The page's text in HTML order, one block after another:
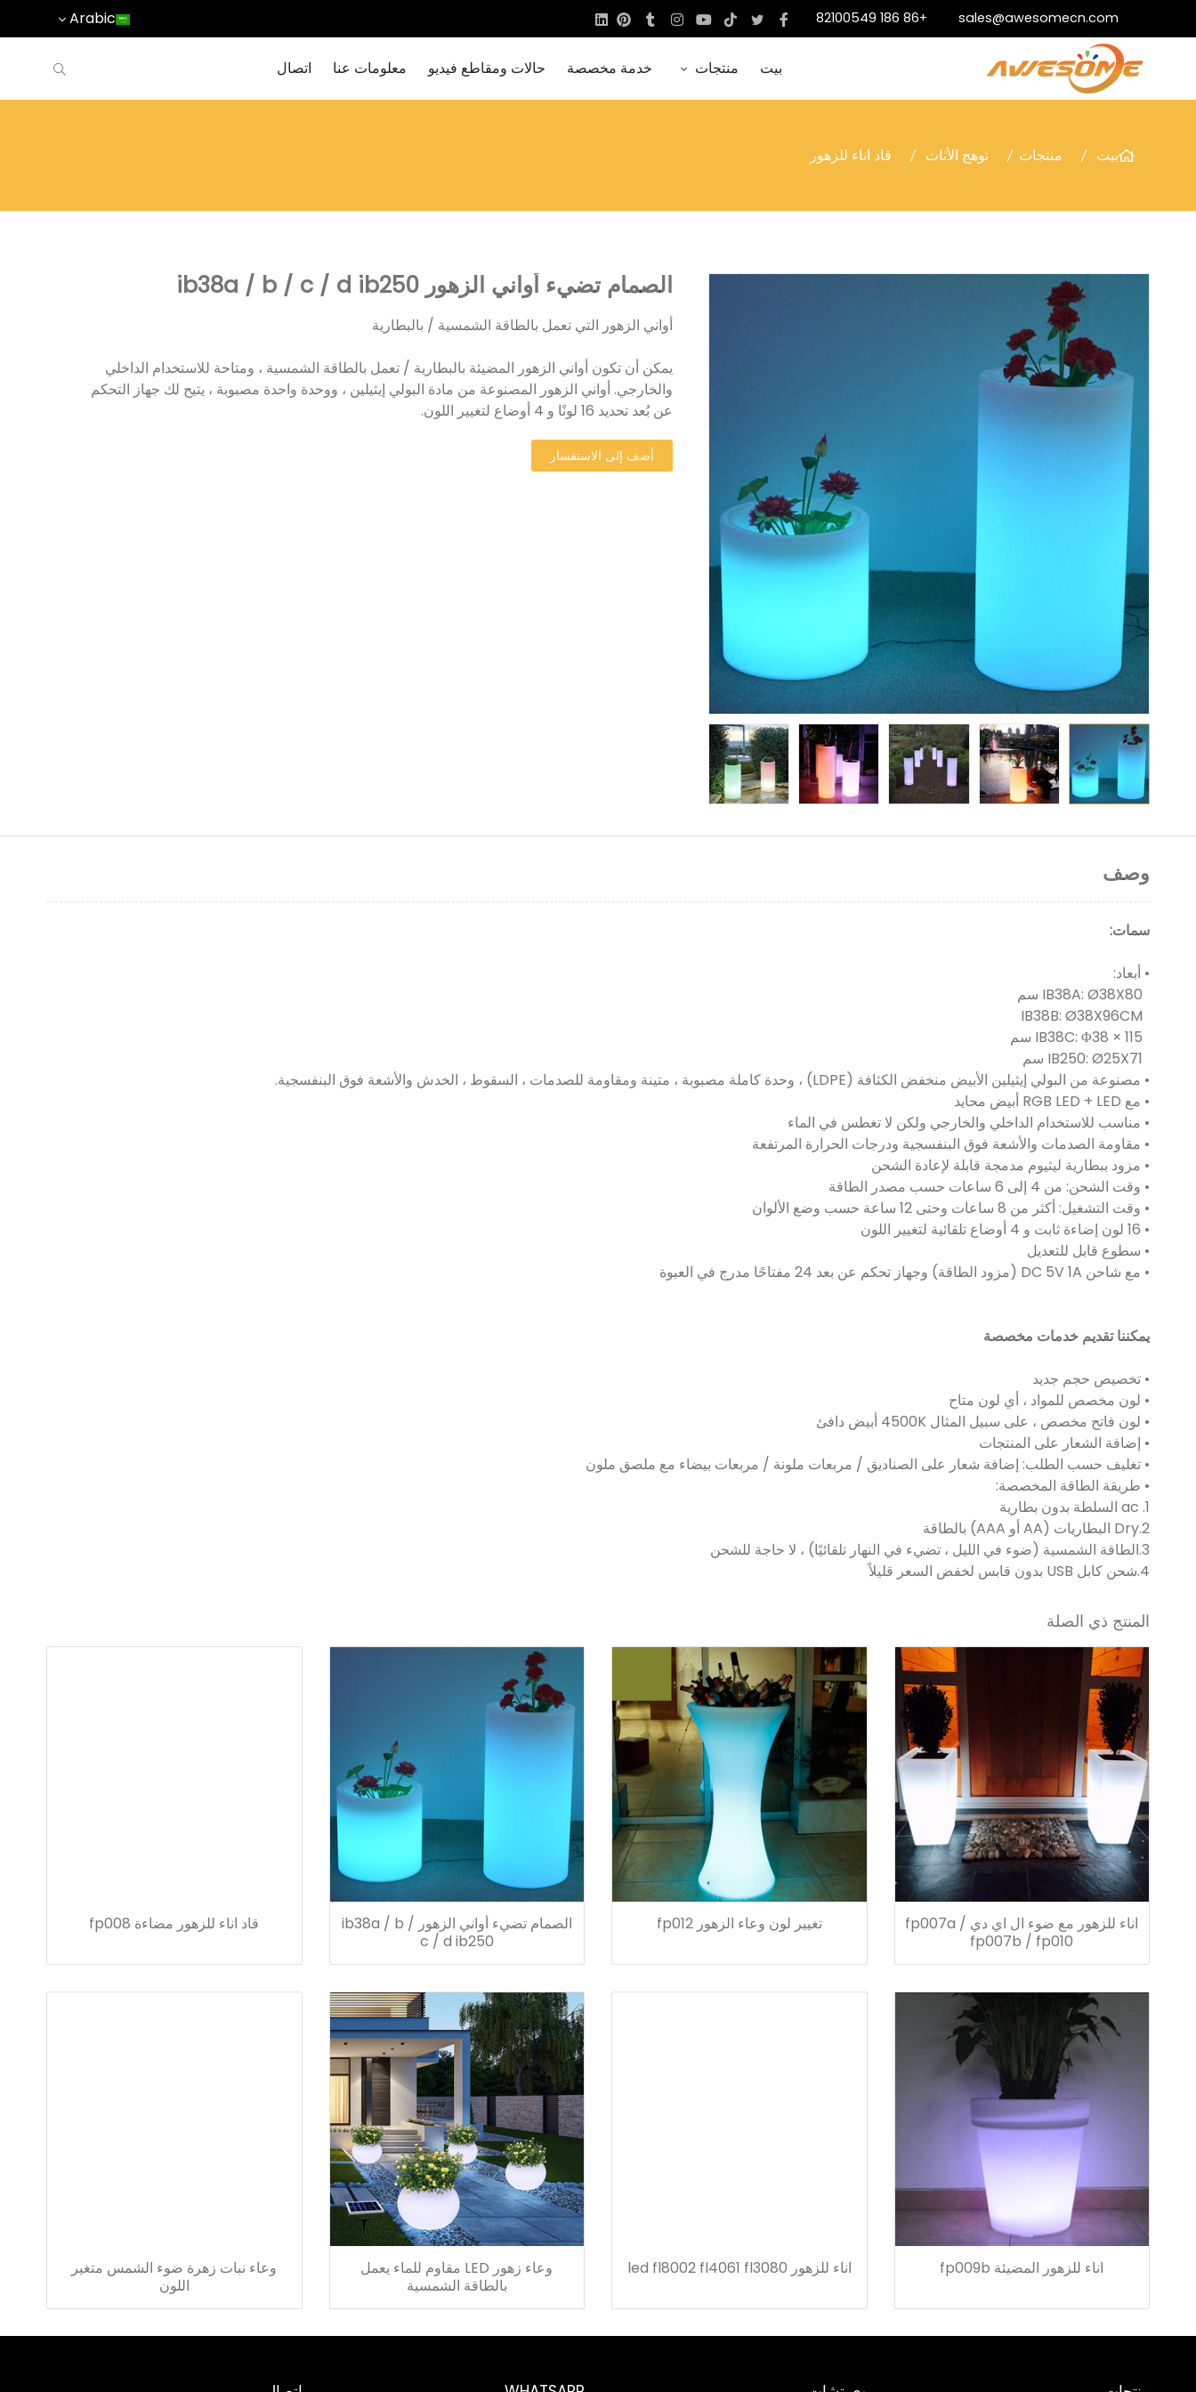
sales@awesomecn.com
+86 186 82100549
Arabic
بيت منتجات خدمة مخصصة حالات ومقاطع فيديو معلومات عنا اتصال
بيت منتجات توهج الأثاث قاد اناء للزهور
الصمام تضيء أواني الزهور ib38a / b / c / d ib250
أواني الزهور التي تعمل بالطاقة الشمسية / بالبطارية
يمكن أن تكون أواني الزهور المضيئة بالبطارية / تعمل بالطاقة الشمسية ، ومتاحة للاستخدام الداخلي
والخارجي. أواني الزهور المصنوعة من مادة البولي إيثيلين ، ووحدة واحدة مصبوبة ، يتيح لك جهاز التحكم
عن بُعد تحديد 16 لونًا و 4 أوضاع لتغيير اللون.
أضف إلى الاستفسار
وصف
سمات:
• أبعاد:
• مصنوعة من البولي إيثيلين الأبيض منخفض الكثافة (LDPE) ، وحدة كاملة مصبوبة ، متينة ومقاومة للصدمات ، السقوط ، الخدش والأشعة فوق البنفسجية.
• مع RGB LED + LED أبيض محايد
• مناسب للاستخدام الداخلي والخارجي ولكن لا تغطس في الماء
• مقاومة الصدمات والأشعة فوق البنفسجية ودرجات الحرارة المرتفعة
• مزود ببطارية ليثيوم مدمجة قابلة لإعادة الشحن
• وقت الشحن: من 4 إلى 6 ساعات حسب مصدر الطاقة
• وقت التشغيل: أكثر من 8 ساعات وحتى 12 ساعة حسب وضع الألوان
• 16 لون إضاءة ثابت و 4 أوضاع تلقائية لتغيير اللون
• سطوع قابل للتعديل
• مع شاحن DC 5V 1A (مزود الطاقة) وجهاز تحكم عن بعد 24 مفتاحًا مدرج في العبوة
يمكننا تقديم خدمات مخصصة
• تخصيص حجم جديد
• لون مخصص للمواد ، أي لون متاح
• لون فاتح مخصص ، على سبيل المثال 4500K أبيض دافئ
• إضافة الشعار على المنتجات
• تغليف حسب الطلب: إضافة شعار على الصناديق / مربعات ملونة / مربعات بيضاء مع ملصق ملون
• طريقة الطاقة المخصصة:
1. ac السلطة بدون بطارية
2.Dry البطاريات (AA أو AAA) بالطاقة
3.الطاقة الشمسية (ضوء في الليل ، تضيء في النهار تلقائيًا) ، لا حاجة للشحن
4.شحن كابل USB بدون قابس لخفض السعر قليلاً
المنتج ذي الصلة
اناء للزهور مع ضوء ال اي دي fp007a /
fp007b / fp010
تغيير لون وعاء الزهور fp012
الصمام تضيء أواني الزهور ib38a / b /
c / d ib250
قاد اناء للزهور مضاءة fp008
اناء للزهور المضيئة fp009b اناء للزهور led fl8002 fl4061 fl3080
وعاء زهور LED مقاوم للماء يعمل
بالطاقة الشمسية
وعاء نبات زهرة ضوء الشمس متغير
اللون